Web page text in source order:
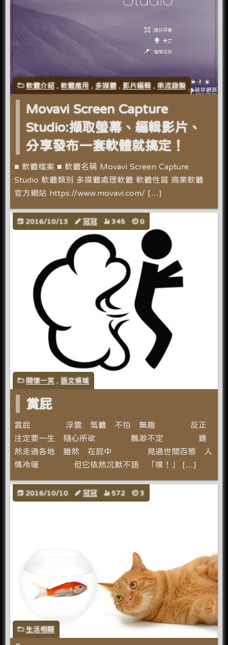
軟體介紹 , 軟體應用 , 多媒體 , 影片編輯 ,串流錄製
Movavi Screen Capture
Studio:擷取螢幕、編輯影片、
分享發布一套軟體就搞定！
■ 軟體檔案 ■ 軟體名稱 Movavi Screen Capture
Studio 軟體類別 多媒體處理軟體 軟體性質 商業軟體
官方網站 https://www.movavi.com/ […]
2016/10/13 冠冠 345 0
開懷一笑 , 語文領域
賞屁
賞屁 浮雲 氣體 不怕 無趣 反正
注定要一生 隨心所欲 飄渺不定 雖
然走過各地 雖然 在屁中 見過世間百態 人
情冷暖 但它依然沉默不語 「噗！」 […]
2016/10/10 冠冠 572 3
生活相關